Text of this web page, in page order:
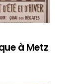
à Metz